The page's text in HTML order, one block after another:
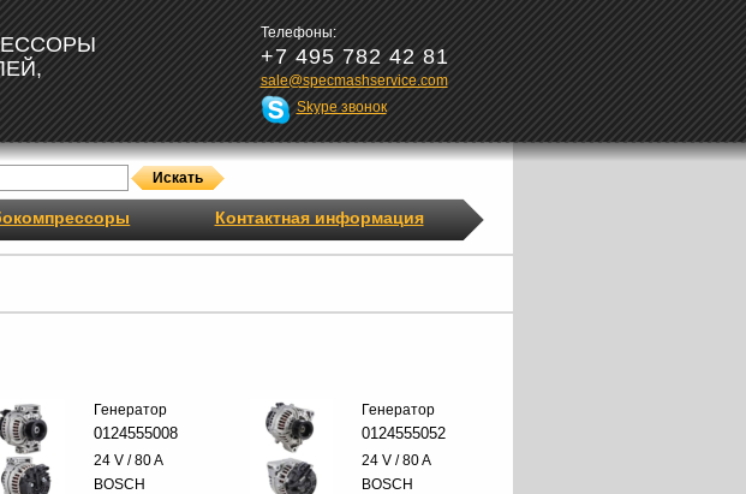
Телефоны:
+7 495 782 42 81
sale@specmashservice.com
Skype звонок
Контактная информация
Генератор
0124555008
24 V / 80 A
BOSCH
Генератор
0124555052
24 V / 80 A
BOSCH